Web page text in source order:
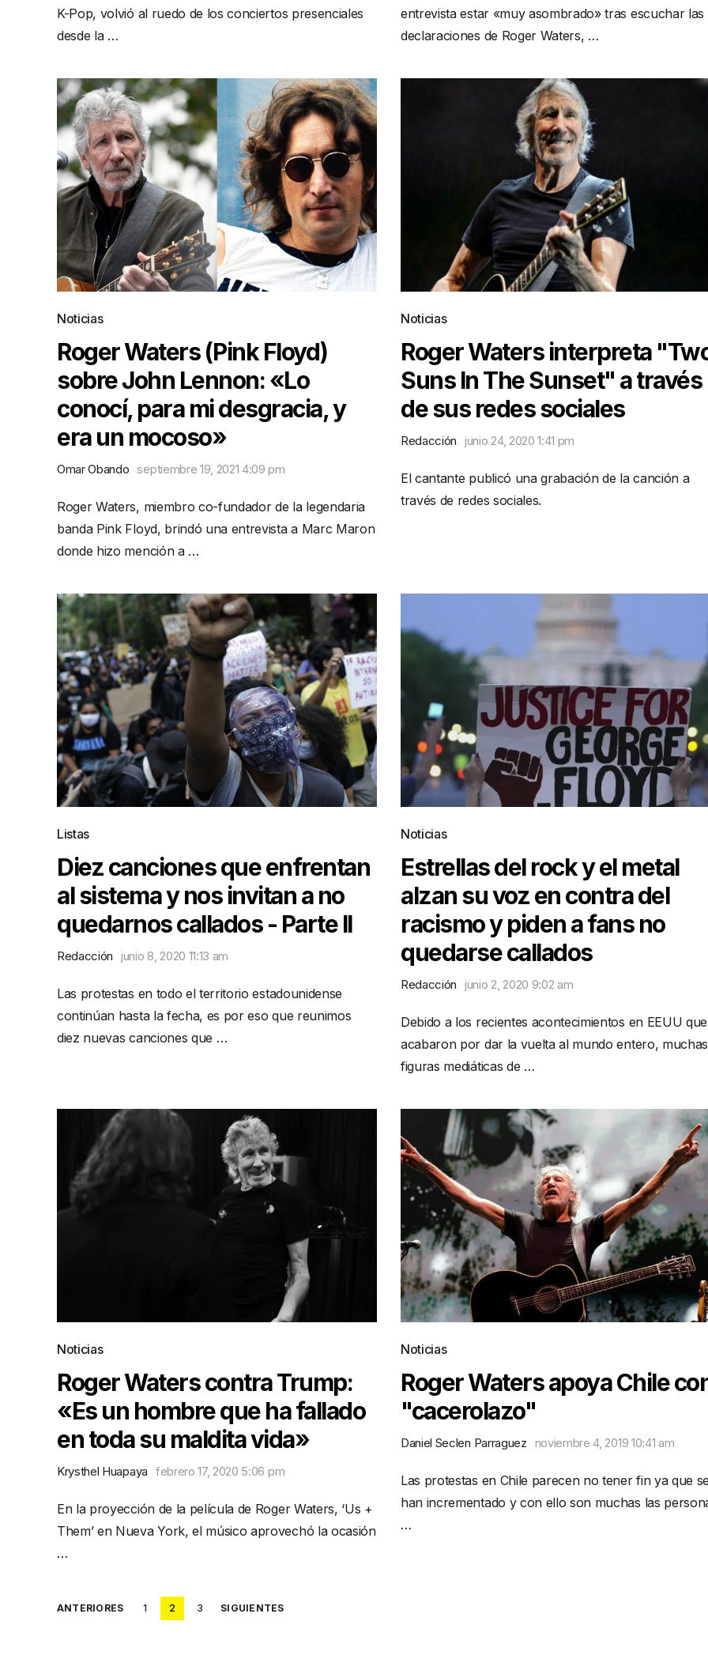
K-Pop, volvió al ruedo de los conciertos presenciales
desde la …
entrevista estar «muy asombrado» tras escuchar las
declaraciones de Roger Waters, …
Noticias
Roger Waters (Pink Floyd)
sobre John Lennon: «Lo
conocí, para mi desgracia, y
era un mocoso»
Omar Obando septiembre 19, 2021 4:09 pm
Roger Waters, miembro co-fundador de la legendaria
banda Pink Floyd, brindó una entrevista a Marc Maron
donde hizo mención a …
Noticias
Roger Waters interpreta
Suns In The Sunset" a través
de sus redes sociales
Redacción junio 24, 2020 1:41 pm
El cantante publicó una grabación de la canción a
través de redes sociales.
Listas
Diez canciones que enfrentan
al sistema y nos invitan a no
quedarnos callados - Parte II
Redacción junio 8, 2020 11:13 am
Las protestas en todo el territorio estadounidense
continúan hasta la fecha, es por eso que reunimos
diez nuevas canciones que …
Noticias
Estrellas del rock y el metal
alzan su voz en contra del
racismo y piden a fans no
quedarse callados
Redacción junio 2, 2020 9:02 am
Debido a los recientes acontecimientos en EEUU que
acabaron por dar la vuelta al mundo entero, muchas
figuras mediáticas de …
Noticias
Roger Waters contra Trump:
«Es un hombre que ha fallado
en toda su maldita vida»
Krysthel Huapaya febrero 17, 2020 5:06 pm
En la proyección de la película de Roger Waters, ‘Us +
Them’ en Nueva York, el músico aprovechó la ocasión
…
Noticias
Roger Waters apoya Chile
"cacerolazo"
Daniel Seclen Parraguez noviembre 4, 2019 10:41 am
Las protestas en Chile parecen no tener fin ya que
han incrementado y con ello son muchas las
…
Posts
ANTERIORES 1 2 3 SIGUIENTES